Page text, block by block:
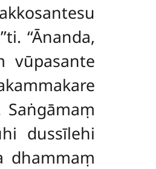
‘‘Ānanda,
vūpasante
Saṅgāmaṃ
dussīlehi
dhammaṃ